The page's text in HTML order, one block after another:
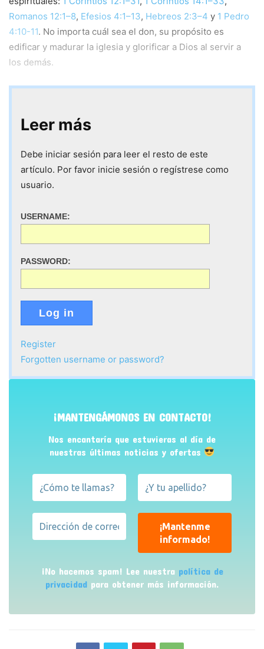
Romanos 12:1–8, Efesios 4:1–13, Hebreos 2:3–4 y 1 Pedro
4:10-11. No importa cuál sea el don, su propósito es
edificar y madurar la iglesia y glorificar a Dios al servir a
los demás.
Leer más
Debe iniciar sesión para leer el resto de este
artículo. Por favor inicie sesión o regístrese como
usuario.
USERNAME:
PASSWORD:
Log in
Register
Forgotten username or password?
¡MANTENGÁMONOS EN CONTACTO!
Nos encantaría que estuvieras al día de
nuestras últimas noticias y ofertas
¡No hacemos spam! Lee nuestra política de
privacidad para obtener más información.